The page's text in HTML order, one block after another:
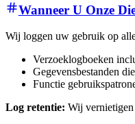
Wanneer U Onze
Wij loggen uw gebruik op
Verzoeklogboeken
Gegevensbestanden
Functie
Log retentie: Wij